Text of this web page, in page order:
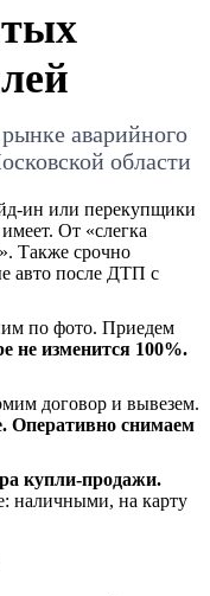
аварийного
области
ин или перекупщики
От «слегка
Также срочно
авто после ДТП с
по фото. Приедем
не изменится 100%.
договор и вывезем.
Оперативно снимаем
купли-продажи.
наличными, на карту